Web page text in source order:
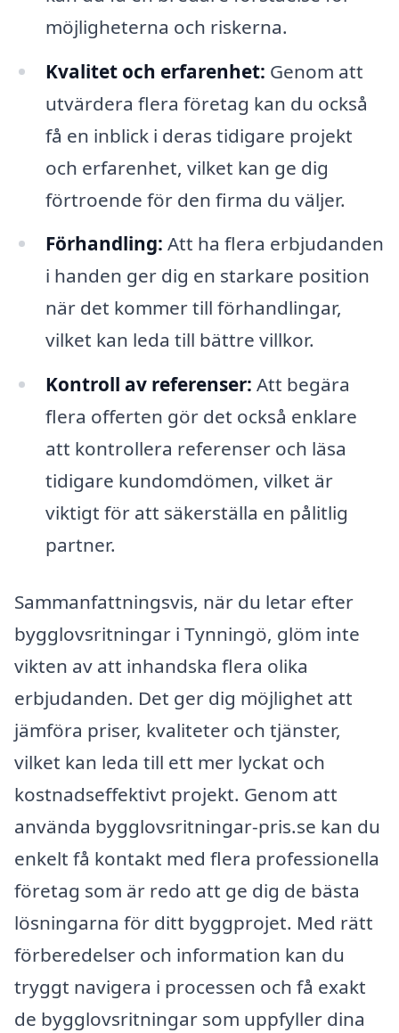
möjligheterna och riskerna.
Kvalitet och erfarenhet: Genom att
utvärdera flera företag kan du också
få en inblick i deras tidigare projekt
och erfarenhet, vilket kan ge dig
förtroende för den firma du väljer.
Förhandling: Att ha flera erbjudanden
i handen ger dig en starkare position
när det kommer till förhandlingar,
vilket kan leda till bättre villkor.
Kontroll av referenser: Att begära
flera offerten gör det också enklare
att kontrollera referenser och läsa
tidigare kundomdömen, vilket är
viktigt för att säkerställa en pålitlig
partner.
Sammanfattningsvis, när du letar efter
bygglovsritningar i Tynningö, glöm inte
vikten av att inhandska flera olika
erbjudanden. Det ger dig möjlighet att
jämföra priser, kvaliteter och tjänster,
vilket kan leda till ett mer lyckat och
kostnadseffektivt projekt. Genom att
använda bygglovsritningar-pris.se kan du
enkelt få kontakt med flera professionella
företag som är redo att ge dig de bästa
lösningarna för ditt byggprojet. Med rätt
förberedelser och information kan du
tryggt navigera i processen och få exakt
de bygglovsritningar som uppfyller dina